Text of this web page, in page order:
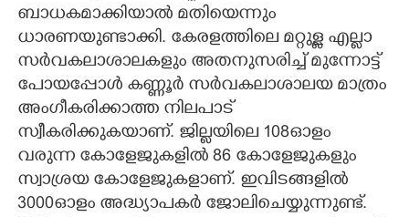
ബാധകമാക്കിയാൽ മതിയെന്നും
ധാരണയുണ്ടാക്കി. കേരളത്തിലെ മറ്റുള്ള എല്ലാ
സർവകലാശാലകളും അതനുസരിച്ച് മുന്നോട്ട്
പോയപ്പോൾ കണ്ണൂർ സർവകലാശാലയ മാത്രം
അംഗീകരിക്കാത്ത നിലപാട്
സ്വീകരിക്കുകയാണ്. ജില്ലയിലെ 108ഓളം
വരുന്ന കോളേജുകളിൽ 86 കോളേജുകളും
സ്വാശ്രയ കോളേജുകളാണ്. ഇവിടങ്ങളിൽ
3000ഓളം അദ്ധ്യാപകർ ജോലിചെയ്യുന്നുണ്ട്.